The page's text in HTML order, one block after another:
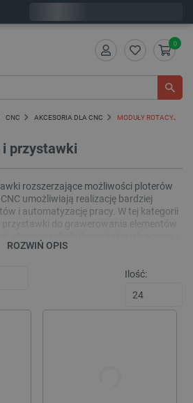
0
CNC AKCESORIA DLA CNC MODUŁY ROTACYJNE I
i przystawki
rozszerzające możliwości ploterów
umożliwiają realizację bardziej
i automatyzację pracy. W tej kategorii
przystawki do grawerowania elementów
usprawniające nie tylko produkcję
ROZWIŃ OPIS
Ilość: